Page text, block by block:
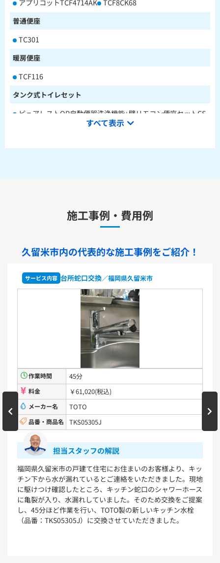
アプリコットTCF4714AK TCF8CK68
普通便座
TC301
暖房便座
TCF116
タンク式トイレセット
ピュアレストQR自動便器洗浄機能+壁リモコン便座セットCS
232BM+SH233BA+TCF4714AK
TKS05321Z TKS05305JA TKS05305ZA
TKS05301J TKS05311J TKS05310J
洗面化粧台用水栓金具
TLHG30ES TLHG30ERZ
TLHG31AEFR TLHG31AEFZ TLHG30EGR
TLS05301J TLS05301Z TLG05301J TLG05301Z
TLC32ERZ LF-E345SYCN
TBV03401J1 TBV03401Z1
洗面化粧台
VシリーズLMPB060A1GDC1G+LDPB060BAGEN2
VシリーズLMPB075A1GDC1G+LDPB075BAGEN2
VシリーズLMPB075A3GDC1G+LDPB075BAGEN2
VシリーズLMPB075B1GDC1G+LDPB075BAGEN2
浴室
シンラ サザナ
すべて表示
施工事例・費用例
久留米市内の代表的な施工事例をご紹介！
台所蛇口交換／福岡県久留米市
45分
￥61,020(税込)
TOTO
TKS05305J
当スタッフの解説
の戸建て住宅にお住まいのお客様より、キッ
漏れているとご連絡をいただきました。現地
したところ、キッチン蛇口のシャワーホース
水漏れしていました。そのため交換をご提案
業を行い、TOTO製の新しいキッチン水栓
）に交換させていただきました。
メーカー名
戸建てにお住ま
漏れがあると
状況を確認し
ための部品の経
が判明しました
の交換作業を